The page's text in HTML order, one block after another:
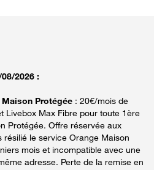
2026 :
Protégée : 20€/mois de
Livebox Max Fibre pour toute 1ère
Protégée. Offre réservée aux
résilié le service Orange Maison
mois et incompatible avec une
adresse. Perte de la remise en